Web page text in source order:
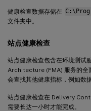
健康检查数据存储在
文件夹中。
站点健康检查
站点健康检查包含在环境测
Architecture (FMA) 服务的全
会查找其他健康指标，例如数
站点健康检查在 Delivery
需要长达一小时才能完成。